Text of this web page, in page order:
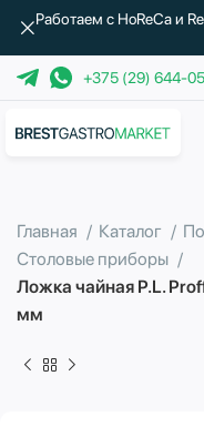
+375 (29) 644-
Главная Каталог
Столовые приборы
Ложка чайная P.L.
мм
Работаем с HoReCa и